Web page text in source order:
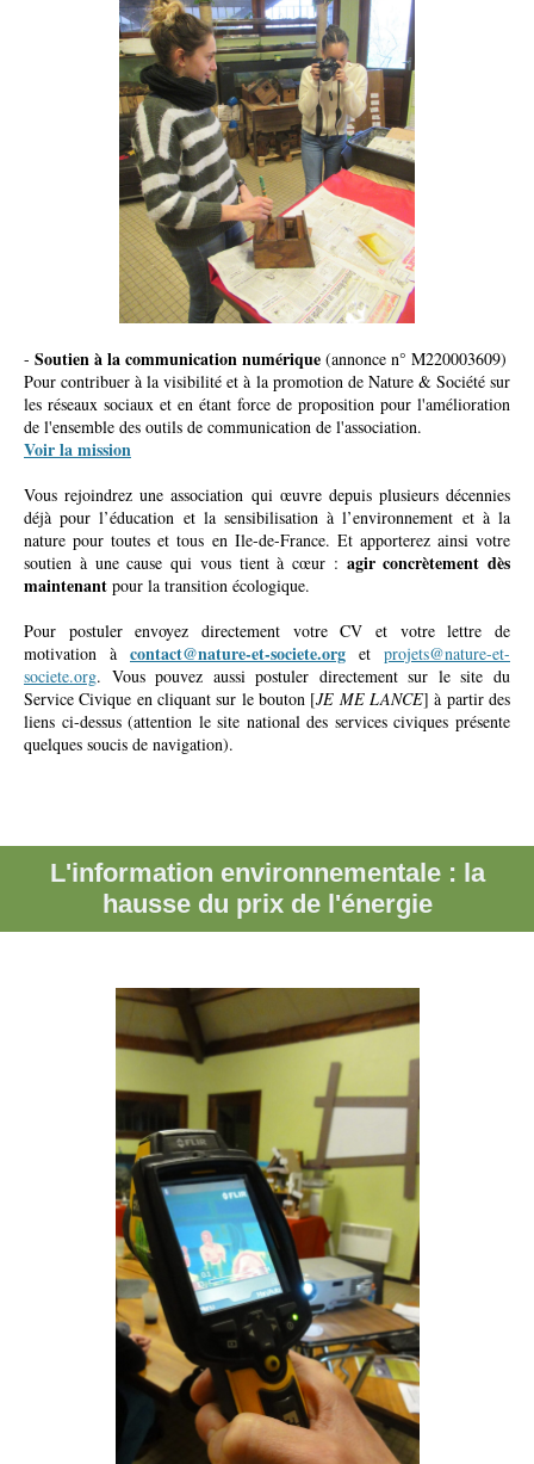
- Soutien à la communication numérique (annonce n° M220003609)
Pour contribuer à la visibilité et à la promotion de Nature & Société sur
les réseaux sociaux et en étant force de proposition pour l'amélioration
de l'ensemble des outils de communication de l'association.
Voir la mission
Vous rejoindrez une association qui œuvre depuis plusieurs décennies
déjà pour l’éducation et la sensibilisation à l’environnement et à la
nature pour toutes et tous en Ile-de-France. Et apporterez ainsi votre
soutien à une cause qui vous tient à cœur : agir concrètement dès
maintenant pour la transition écologique.
Pour postuler envoyez directement votre CV et votre lettre de
motivation à contact@nature-et-societe.org et projets@nature-et-
societe.org. Vous pouvez aussi postuler directement sur le site du
Service Civique en cliquant sur le bouton [JE ME LANCE] à partir des
liens ci-dessus (attention le site national des services civiques présente
quelques soucis de navigation).
L'information environnementale : la
hausse du prix de l'énergie